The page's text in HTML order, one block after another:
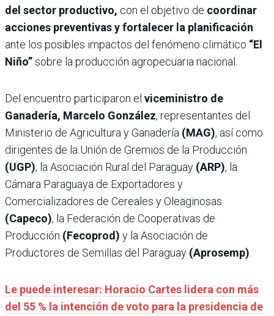
del sector productivo, con el objetivo de coordinar
acciones preventivas y fortalecer la planificación
ante los posibles impactos del fenómeno climático “El
Niño”sobre la producción agropecuaria nacional.
Del encuentro participaron el viceministro de
Ganadería, Marcelo González, representantes del
Ministerio de Agricultura y Ganadería (MAG), así como
dirigentes de la Unión de Gremios de la Producción
(UGP), la Asociación Rural del Paraguay (ARP), la
Cámara Paraguaya de Exportadores y
Comercializadores de Cereales y Oleaginosas
(Capeco), la Federación de Cooperativas de
Producción (Fecoprod) y la Asociación de
Productores de Semillas del Paraguay (Aprosemp)
Le puede interesar: Horacio Cartes lidera con más
del 55 % la intención de voto para la presidencia de